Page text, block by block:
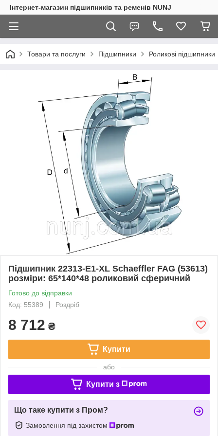
Інтернет-магазин підшипників та ременів NUNJ
Товари та послуги Підшипники Роликові підшипники
Підшипник 22313-E1-XL Schaeffler FAG (53613)
розміри: 65*140*48 роликовий сферичний
Готово до відправки
Код: 55389
Роздріб
8 712 ₴
Купити
або
Купити з
Що таке купити з Пром?
Замовлення під захистом